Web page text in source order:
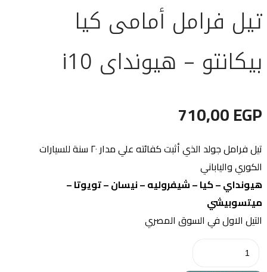
تيل فرامل أمامى كيا
بيكانتو – هيونداى i10
710,00EGP
تيل فرامل جولد الذي أثبت كفائته علي مدار ٢٠ سنة للسيارات
الكوري والياباني
هيونداي – كيا – شيفروليه – نيسان – تويوتا –
ميتسوبيشي
التيل الاول في السوق المصري